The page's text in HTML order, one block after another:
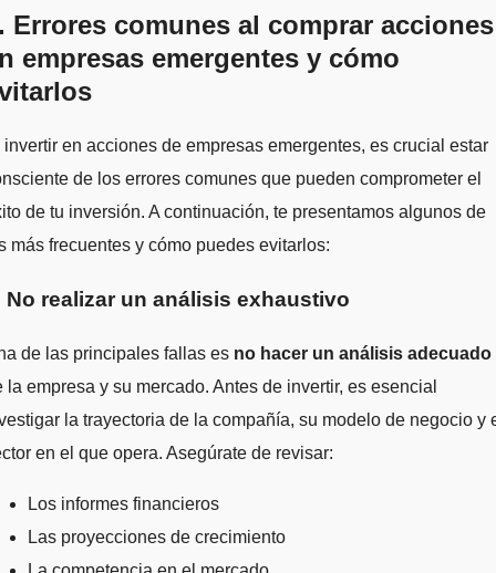
Errores comunes al comprar acciones
empresas emergentes y cómo
invertir en acciones de empresas emergentes, es crucial estar
de los errores comunes que pueden comprometer el
de tu inversión. A continuación, te presentamos algunos de
más frecuentes y cómo puedes evitarlos:
No realizar un análisis exhaustivo
de las principales fallas es no hacer un análisis adecuado
la empresa y su mercado. Antes de invertir, es esencial
la trayectoria de la compañía, su modelo de negocio y
en el que opera. Asegúrate de revisar:
Los informes financieros
Las proyecciones de crecimiento